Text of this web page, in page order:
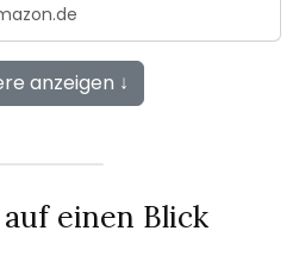
anzeigen ↓
einen Blick